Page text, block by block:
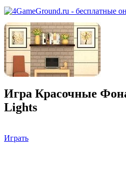
Игра Красочные
Lights
Играть